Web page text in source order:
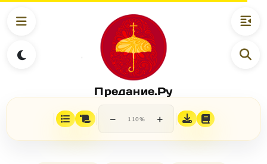
Предание.Ру
− 110% +